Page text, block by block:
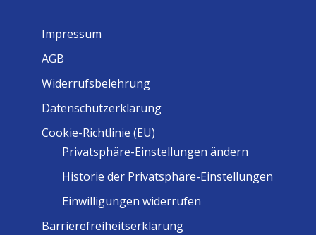
Impressum
AGB
Widerrufsbelehrung
Datenschutzerklärung
Cookie-Richtlinie (EU)
Privatsphäre-Einstellungen ändern
Historie der Privatsphäre-Einstellungen
Einwilligungen widerrufen
Barrierefreiheitserklärung